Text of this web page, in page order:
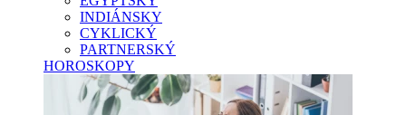
INDIÁNSKY
CYKLICKÝ
PARTNERSKÝ
HOROSKOPY